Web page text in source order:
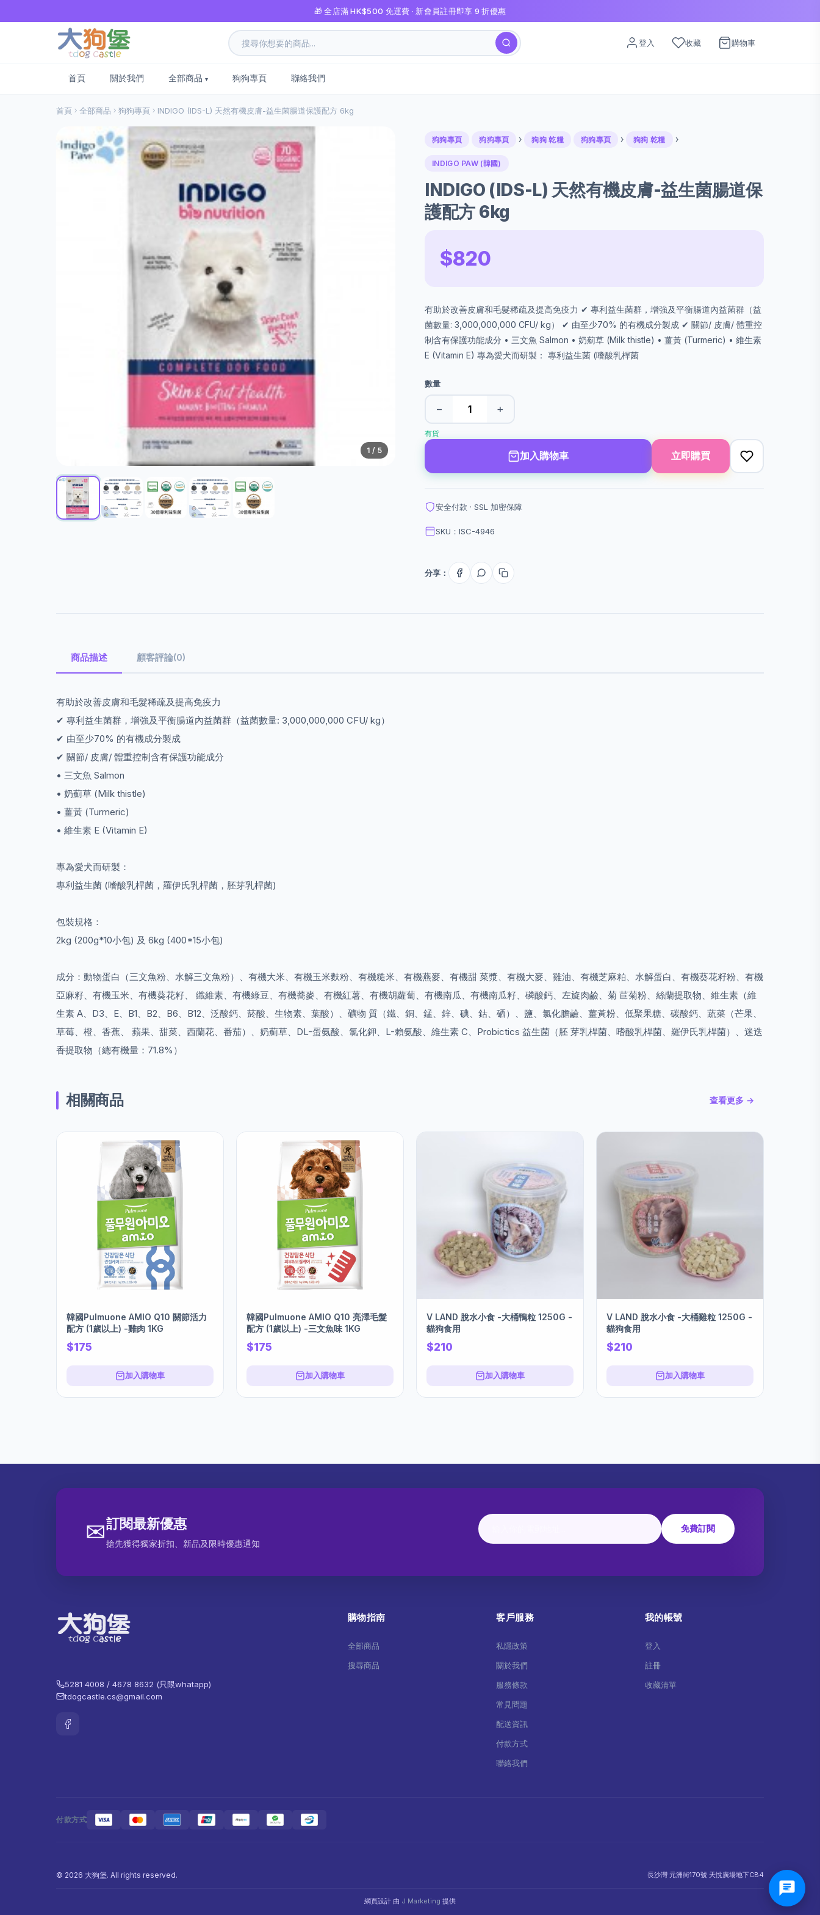
🎁 全店滿 HK$500 免運費 · 新會員註冊即享 9 折優惠
登入 收藏 購物車
首頁 關於我們 全部商品 狗狗專頁 聯絡我們
首頁 全部商品 狗狗專頁 INDIGO (IDS-L) 天然有機皮膚-益生菌腸道保護配方 6kg
1 / 5
狗狗專頁 狗狗專頁 › 狗狗 乾糧 狗狗專頁 › 狗狗 乾糧 ›
INDIGO PAW (韓國)
INDIGO (IDS-L) 天然有機皮膚-益生菌腸道保
護配方 6kg
$820
有助於改善皮膚和毛髮稀疏及提高免疫力 ✔ 專利益生菌群，增強及平衡腸道內益菌群（益
菌數量: 3,000,000,000 CFU/ kg） ✔ 由至少70% 的有機成分製成 ✔ 關節/ 皮膚/ 體重控
制含有保護功能成分 • 三文魚 Salmon • 奶薊草 (Milk thistle) • 薑黃 (Turmeric) • 維生素
E (Vitamin E) 專為愛犬而研製： 專利益生菌 (嗜酸乳桿菌
數量
− +
有貨
加入購物車 立即購買
安全付款 · SSL 加密保障
SKU：ISC-4946
分享：
商品描述 顧客評論(0)
有助於改善皮膚和毛髮稀疏及提高免疫力
✔ 專利益生菌群，增強及平衡腸道內益菌群（益菌數量: 3,000,000,000 CFU/ kg）
✔ 由至少70% 的有機成分製成
✔ 關節/ 皮膚/ 體重控制含有保護功能成分
• 三文魚 Salmon
• 奶薊草 (Milk thistle)
• 薑黃 (Turmeric)
• 維生素 E (Vitamin E)
專為愛犬而研製：
專利益生菌 (嗜酸乳桿菌，羅伊氏乳桿菌，胚芽乳桿菌)
包裝規格：
2kg (200g*10小包) 及 6kg (400*15小包)
成分 ：動物蛋白（三文魚粉、水解三文魚粉）、有機大米、有機玉米麩粉、有機糙米、有機燕麥、有機甜 菜漿、有機大麥、雞油、有機芝麻粕、水解蛋白、有機葵花籽粉、有機
亞麻籽、有機玉米、有機葵花籽、 纖維素、有機綠豆、有機蕎麥、有機紅薯、有機胡蘿蔔、有機南瓜、有機南瓜籽、磷酸鈣、左旋肉鹼、菊 苣菊粉、絲蘭提取物、維生素（維
生素 A、D3、E、B1、B2、B6、B12、泛酸鈣、菸酸、生物素、葉酸）、礦物 質（鐵、銅、錳、鋅、碘、鈷、硒）、鹽、氯化膽鹼、薑黃粉、低聚果糖、碳酸鈣、蔬菜（芒果、
草莓、橙、香蕉、 蘋果、甜菜、西蘭花、番茄）、奶薊草、DL-蛋氨酸、氯化鉀、L-賴氨酸、維生素 C、Probictics 益生菌（胚 芽乳桿菌、嗜酸乳桿菌、羅伊氏乳桿菌）、迷迭
香提取物（總有機量：71.8%）
相關商品 查看更多 →
韓國Pulmuone AMIO Q10 關節活力
配方 (1歲以上) -雞肉 1KG
$175
加入購物車
韓國Pulmuone AMIO Q10 亮澤毛髮
配方 (1歲以上) -三文魚味 1KG
$175
加入購物車
V LAND 脫水小食 -大桶鴨粒 1250G -
貓狗食用
$210
加入購物車
V LAND 脫水小食 -大桶雞粒 1250G -
貓狗食用
$210
加入購物車
✉訂閱最新優惠
搶先獲得獨家折扣、新品及限時優惠通知
免費訂閱
5281 4008 / 4678 8632 (只限whatapp)
tdogcastle.cs@gmail.com
購物指南
全部商品
搜尋商品
客戶服務
私隱政策
關於我們
服務條款
常見問題
配送資訊
付款方式
聯絡我們
我的帳號
登入
註冊
收藏清單
付款方式
© 2026 大狗堡. All rights reserved. 長沙灣 元洲街170號 天悅廣場地下CB4
網頁設計 由 J Marketing 提供